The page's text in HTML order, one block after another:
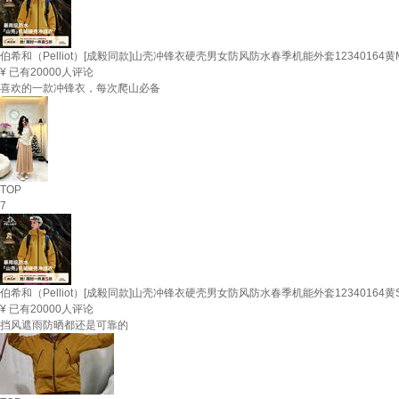
伯希和（Pelliot）[成毅同款]山壳冲锋衣硬壳男女防风防水春季机能外套12340164黄
¥ 已有20000人评论
喜欢的一款冲锋衣，每次爬山必备
TOP
7
伯希和（Pelliot）[成毅同款]山壳冲锋衣硬壳男女防风防水春季机能外套12340164黄
¥ 已有20000人评论
挡风遮雨防晒都还是可靠的